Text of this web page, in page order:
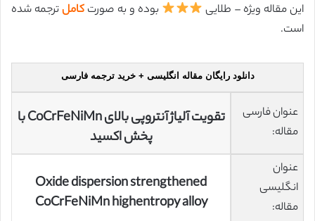
این مقاله ویژه – طلایی
بوده و به صورت کاملترجمه شده
است.
دانلود رایگان مقاله انگلیسی + خرید ترجمه فارسی
عنوان فارسی
مقاله:
تقویت آلیاژ آنتروپی بالای CoCrFeNiMn با
پخش اکسید
عنوان
انگلیسی
مقاله:
Oxide dispersion strengthened
CoCrFeNiMn highentropy alloy